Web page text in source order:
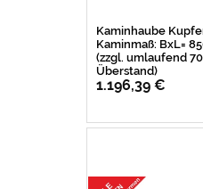
Kaminhaube
Kaminmaß: BxL=
(zzgl. umlaufend
Überstand)
1.196,39 €